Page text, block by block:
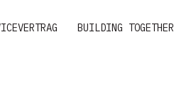
BUILDING TOGETHER